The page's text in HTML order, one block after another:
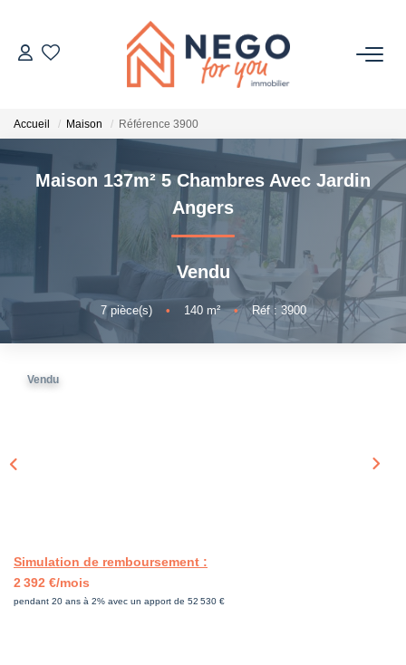
ACHETER
ESTIMER
OFF MARKET
IMMOBILIER PRO
À PROPOS
Accueil Maison Référence 3900
Maison 137m² 5 Chambres Avec Jardin
Angers
Vendu
7pièce(s) • 140m² • Réf : 3900
Vendu
Simulation de remboursement :
2 392 €/mois
pendant 20 ans à 2% avec un apport de 52 530 €